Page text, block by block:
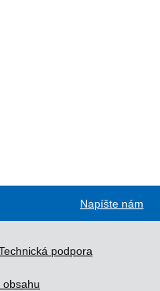
Napíšte nám
podpora
obsahu